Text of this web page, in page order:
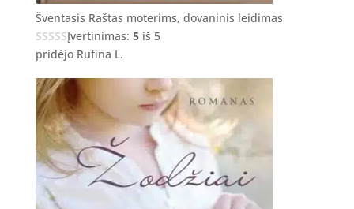
Šventasis Raštas moterims, dovaninis leidimas
Įvertinimas: 5iš 5
pridėjo Rufina L.